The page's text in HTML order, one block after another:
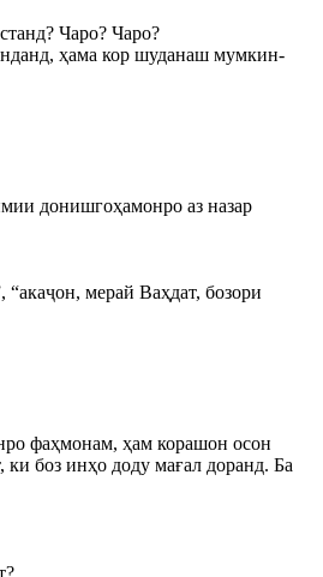
Чаро? Чаро?
ҳама кор шуданаш мумкин-
донишгоҳамонро аз назар
мерай Ваҳдат, бозори
фаҳмонам, ҳам корашон осон
боз инҳо доду мағал доранд. Ба